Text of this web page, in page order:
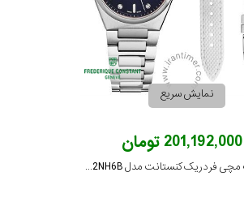
نمایش سریع
201,192,000 تومان
ساعت مچی فردریک کنستانت مدل FC-240ND2NH6B